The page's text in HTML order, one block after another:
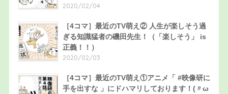
2020/02/04
［4コマ］最近のTV萌え② 人生が楽しそう過
ぎる知識猛者の磯田先生！（「楽しそう」 is
正義！！）
2020/02/03
［4コマ］最近のTV萌え①アニメ「 #映像研に
手を出すな 」にドハマリしております！(〃ω